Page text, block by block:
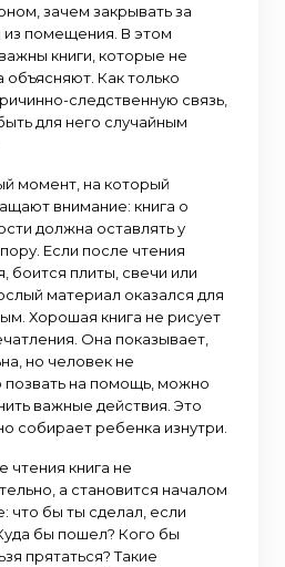
зачем закрывать за
из помещения. В этом
книги, которые не
Как только
следственную связь,
для него случайным
момент, на который
внимание: книга о
должна оставлять у
Если после чтения
боится плиты, свечи или
материал оказался для
Хорошая книга не рисует
Она показывает,
но человек не
на помощь, можно
важные действия. Это
собирает ребенка изнутри.
чтения книга не
а становится началом
что бы ты сделал, если
бы пошел? Кого бы
прятаться? Такие